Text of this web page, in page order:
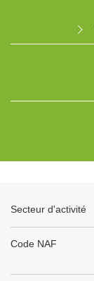
Secteur d'activité
Code NAF